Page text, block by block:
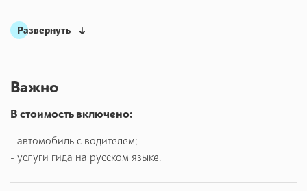
- винодельня или дом бабочек.
побережью Сардинии, омываемому средиземным морем, в
каталонцами, и поэтому его часто называют «маленькая
Барселона». Этот город является «коралловой столицей»
Развернуть
Важно
В стоимость включено:
- автомобиль с водителем;
- услуги гида на русском языке.